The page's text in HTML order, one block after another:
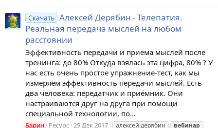
Скачать Алексей Дерябин - Телепатия.
Реальная передача мыслей на любом
расстоянии
Эффективность передачи и приёма мыслей после
тренинга: до 80% Откуда взялась эта цифра, 80% ? У
нас есть очень простое упражнение-тест, как мы
измеряем эффективность передачи мыслей. Есть
два человека: передатчик и приёмник. Они
настраиваются друг на друга при помощи
специальной технологии, по...
Барин Ресурс 29 Дек 2017 алексей дерябин
вебинар